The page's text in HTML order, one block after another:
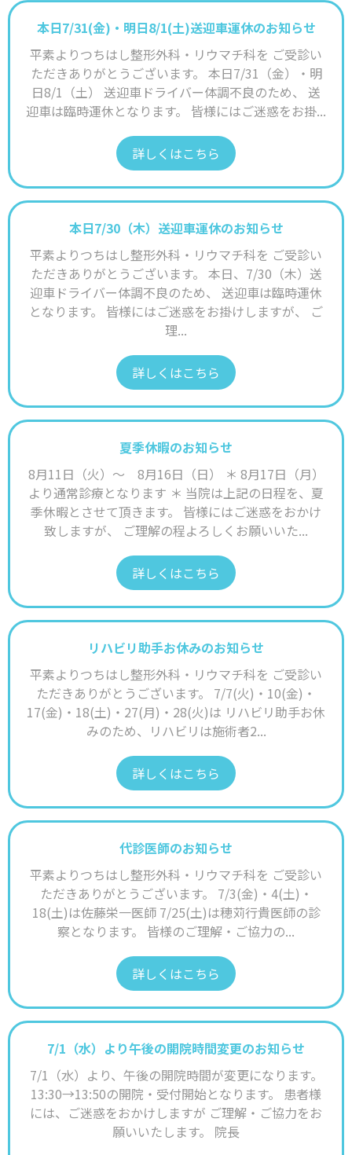
本日7/31(金)・明日8/1(土)送迎車運休のお知らせ
平素よりつちはし整形外科・リウマチ科を ご受診い
ただきありがとうございます。 本日7/31（金）・明
日8/1（土） 送迎車ドライバー体調不良のため、 送
迎車は臨時運休となります。 皆様にはご迷惑をお掛...
詳しくはこちら
本日7/30（木）送迎車運休のお知らせ
平素よりつちはし整形外科・リウマチ科を ご受診い
ただきありがとうございます。 本日、7/30（木）送
迎車ドライバー体調不良のため、 送迎車は臨時運休
となります。 皆様にはご迷惑をお掛けしますが、 ご
理...
詳しくはこちら
夏季休暇のお知らせ
8月11日（火）～ 8月16日（日） ＊ 8月17日（月）
より通常診療となります ＊ 当院は上記の日程を、夏
季休暇とさせて頂きます。 皆様にはご迷惑をおかけ
致しますが、 ご理解の程よろしくお願いいた...
詳しくはこちら
リハビリ助手お休みのお知らせ
平素よりつちはし整形外科・リウマチ科を ご受診い
ただきありがとうございます。 7/7(火)・10(金)・
17(金)・18(土)・27(月)・28(火)は リハビリ助手お休
みのため、リハビリは施術者2...
詳しくはこちら
代診医師のお知らせ
平素よりつちはし整形外科・リウマチ科を ご受診い
ただきありがとうございます。 7/3(金)・4(土)・
18(土)は佐藤栄一医師 7/25(土)は穂苅行貴医師の診
察となります。 皆様のご理解・ご協力の...
詳しくはこちら
7/1（水）より午後の開院時間変更のお知らせ
7/1（水）より、午後の開院時間が変更になります。
13:30→13:50の開院・受付開始となります。 患者様
には、ご迷惑をおかけしますが ご理解・ご協力をお
願いいたします。 院長